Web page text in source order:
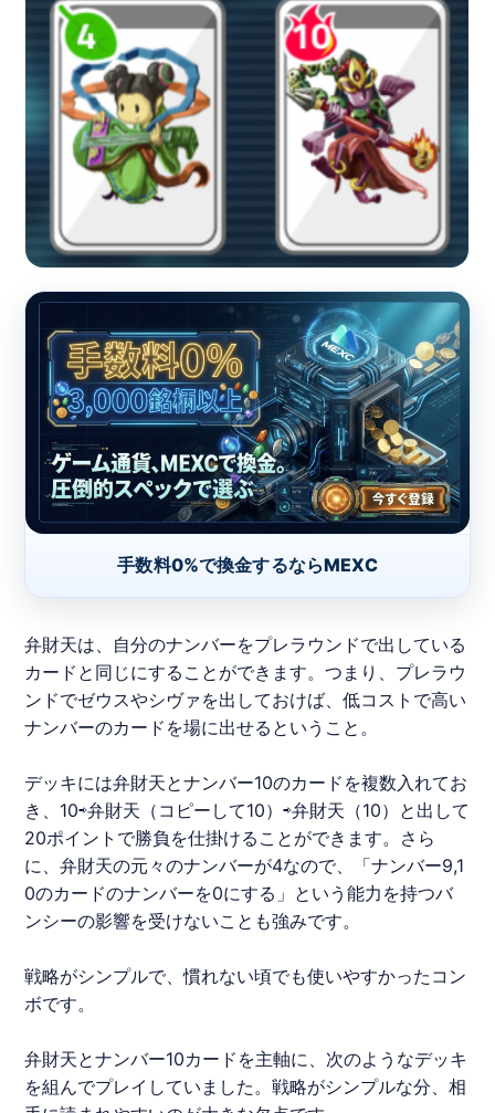
手数料0%で換金するならMEXC
弁財天は、自分のナンバーをプレラウンドで出している
カードと同じにすることができます。つまり、プレラウ
ンドでゼウスやシヴァを出しておけば、低コストで高い
ナンバーのカードを場に出せるということ。
デッキには弁財天とナンバー10のカードを複数入れてお
き、10⇨弁財天（コピーして10）⇨弁財天（10）と出して
20ポイントで勝負を仕掛けることができます。さら
に、弁財天の元々のナンバーが4なので、「ナンバー9,1
0のカードのナンバーを0にする」という能力を持つバ
ンシーの影響を受けないことも強みです。
戦略がシンプルで、慣れない頃でも使いやすかったコン
ボです。
弁財天とナンバー10カードを主軸に、次のようなデッキ
を組んでプレイしていました。戦略がシンプルな分、相